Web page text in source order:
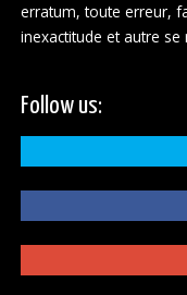
erratum, toute erreur,
inexactitude et autre
Follow us: